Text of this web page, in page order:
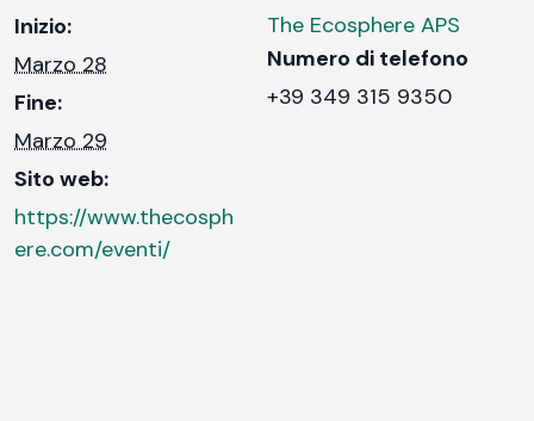
Inizio:
Marzo 28
Fine:
Marzo 29
Sito web:
https://www.thecosph
ere.com/eventi/
The Ecosphere APS
Numero di telefono
+39 349 315 9350